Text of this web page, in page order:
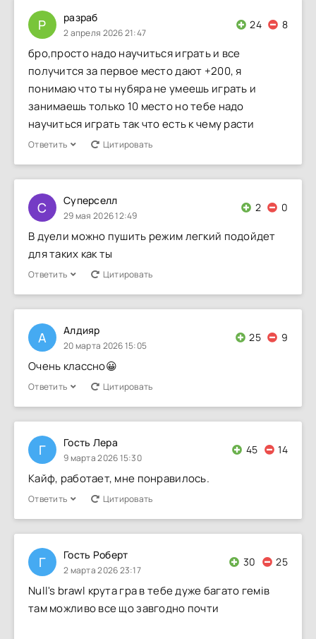
Р разраб
2 апреля 2026 21:47
24 8
бро,просто надо научиться играть и все
получится за первое место дают +200, я
понимаю что ты нубяра не умеешь играть и
занимаешь только 10 место но тебе надо
научиться играть так что есть к чему расти
Ответить Цитировать
С Суперселл
29 мая 2026 12:49
2 0
В дуели можно пушить режим легкий подойдет
для таких как ты
Ответить Цитировать
А Алдияр
20 марта 2026 15:05
25 9
Очень классно😀
Ответить Цитировать
Г Гость Лера
9 марта 2026 15:30
45 14
Кайф, работает, мне понравилось.
Ответить Цитировать
Г Гость Роберт
2 марта 2026 23:17
30 25
Null's brawl крута гра в тебе дуже багато гемів
там можливо все що завгодно почти